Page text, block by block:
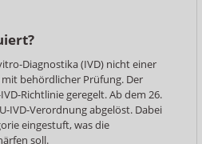
Diagnostika (IVD) nicht einer
behördlicher Prüfung. Der
Richtlinie geregelt. Ab dem 26.
IVD-Verordnung abgelöst. Dabei
eingestuft, was die
soll.